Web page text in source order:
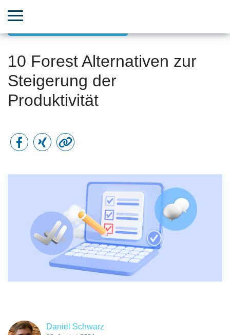
10 Forest Alternativen zur
Steigerung der
Produktivität
Daniel Schwarz